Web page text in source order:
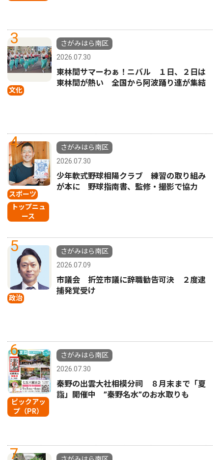
3
文化
さがみはら南区
2026.07.30
東林間サマーわぁ！ニバル １日、２日は
東林間が熱い 全国から阿波踊り連が集結
4
スポーツ
トップニュ
ース
さがみはら南区
2026.07.30
少年軟式野球相陽クラブ 練習の取り組み
が本に 野球指南書、監修・撮影で協力
5
政治
さがみはら南区
2026.07.09
市議会 折笠市議に辞職勧告可決 ２度逮
捕発覚受け
6
ピックアッ
プ（PR）
さがみはら南区
2026.07.30
秦野の出雲大社相模分祠 ８月末まで「夏
詣」開催中 ”秦野名水”のお水取りも
7